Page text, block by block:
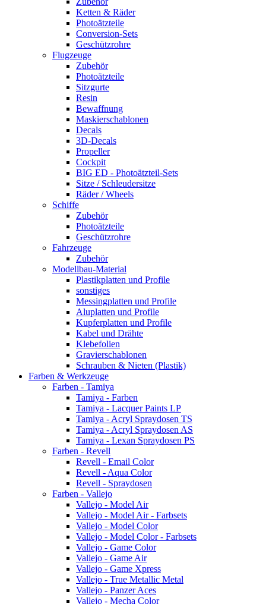
Ketten & Räder
Photoätzteile
Conversion-Sets
Geschützrohre
Flugzeuge
Zubehör
Photoätzteile
Sitzgurte
Resin
Bewaffnung
Maskierschablonen
Decals
3D-Decals
Propeller
Cockpit
BIG ED - Photoätzteil-Sets
Sitze / Schleudersitze
Räder / Wheels
Schiffe
Zubehör
Photoätzteile
Geschützrohre
Fahrzeuge
Zubehör
Modellbau-Material
Plastikplatten und Profile
sonstiges
Messingplatten und Profile
Aluplatten und Profile
Kupferplatten und Profile
Kabel und Drähte
Klebefolien
Gravierschablonen
Schrauben & Nieten (Plastik)
Farben & Werkzeuge
Farben - Tamiya
Tamiya - Farben
Tamiya - Lacquer Paints LP
Tamiya - Acryl Spraydosen TS
Tamiya - Acryl Spraydosen AS
Tamiya - Lexan Spraydosen PS
Farben - Revell
Revell - Email Color
Revell - Aqua Color
Revell - Spraydosen
Farben - Vallejo
Vallejo - Model Air
Vallejo - Model Air - Farbsets
Vallejo - Model Color
Vallejo - Model Color - Farbsets
Vallejo - Game Color
Vallejo - Game Air
Vallejo - Game Xpress
Vallejo - True Metallic Metal
Vallejo - Panzer Aces
Vallejo - Mecha Color